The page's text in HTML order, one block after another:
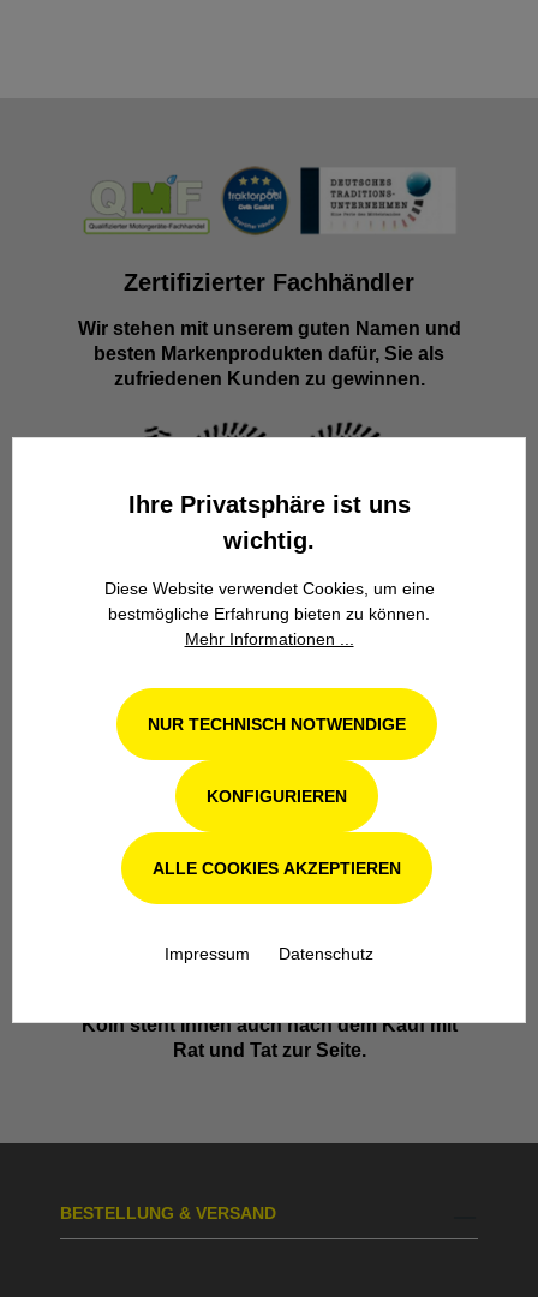
Zertifizierter Fachhändler
Wir stehen mit unserem guten Namen und
besten Markenprodukten dafür, Sie als
zufriedenen Kunden zu gewinnen.
Familienbetrieb
Wir stehen seit über 100 Jahren als
Kompetenz, Innovation und
Zuverlässigkeit.
Köln steht Ihnen auch nach dem Kauf mit
Rat und Tat zur Seite.
BESTELLUNG & VERSAND
Ihre Privatsphäre ist uns
wichtig.
Diese Website verwendet Cookies, um eine
bestmögliche Erfahrung bieten zu können.
Mehr Informationen ...
NUR TECHNISCH NOTWENDIGE
KONFIGURIEREN
ALLE COOKIES AKZEPTIEREN
Impressum Datenschutz